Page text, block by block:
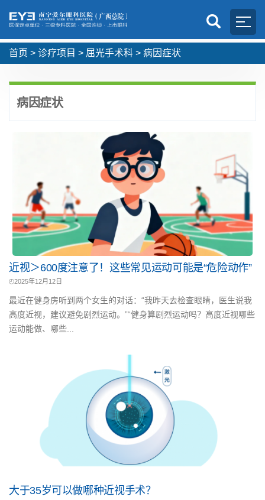
首页 > 诊疗项目 > 屈光手术科 > 病因症状
病因症状
近视＞600度注意了！这些常见运动可能是“危险动作”
2025年12月12日
最近在健身房听到两个女生的对话：“我昨天去检查眼睛，医生说我
高度近视，建议避免剧烈运动。”“健身算剧烈运动吗？高度近视哪些
运动能做、哪些...
大于35岁可以做哪种近视手术？